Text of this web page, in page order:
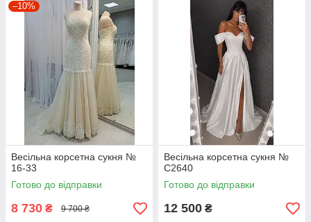
–10%
Весільна корсетна сукня №
16-33
Готово до відправки
8 730 ₴ 9 700 ₴
Весільна корсетна сукня №
C2640
Готово до відправки
12 500 ₴